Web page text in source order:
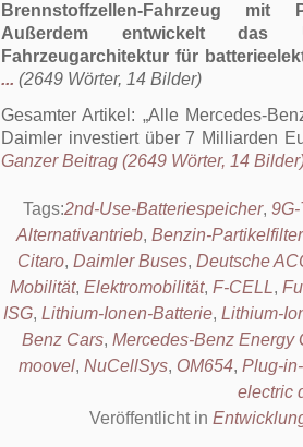
Brennstoffzellen-Fahrzeug mit
Außerdem entwickelt das
Fahrzeugarchitektur für
... (2649 Wörter, 14 Bilder)
Gesamter Artikel:
Alle Mercedes-
Daimler investiert über 7 Milliarden
Ganzer Beitrag (2649 Wörter, 14
Tags:2nd-Use-Batteriespeicher,
Alternativantrieb, Benzin-Partikelfilter
Citaro, Daimler Buses, Deutsche
Mobilität, Elektromobilität, F-CELL,
ISG, Lithium-Ionen-Batterie, Lithium-
Benz Cars, Mercedes-Benz Energy
moovel, NuCellSys, OM654, Plug-
electric
Veröffentlicht in